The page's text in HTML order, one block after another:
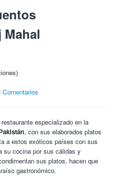
internacional con Colectivia!
cupón impreso.
oferta.
Mahal
Comentarios
especializado en la
, con sus elaborados platos
a estos exóticos países con sus
su cocina por sus cálidas y
sus platos, hacen que
gastronómico.